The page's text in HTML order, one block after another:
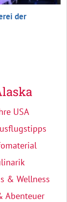
der
USA
& Wellness
Abenteuer